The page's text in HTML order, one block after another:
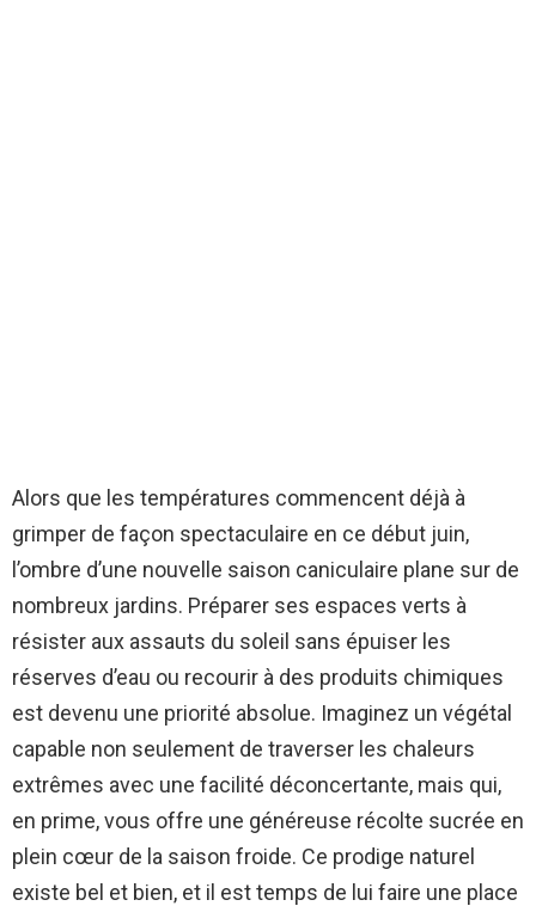
Alors que les températures commencent déjà à
grimper de façon spectaculaire en ce début juin,
l’ombre d’une nouvelle saison caniculaire plane sur de
nombreux jardins. Préparer ses espaces verts à
résister aux assauts du soleil sans épuiser les
réserves d’eau ou recourir à des produits chimiques
est devenu une priorité absolue. Imaginez un végétal
capable non seulement de traverser les chaleurs
extrêmes avec une facilité déconcertante, mais qui,
en prime, vous offre une généreuse récolte sucrée en
plein cœur de la saison froide. Ce prodige naturel
existe bel et bien, et il est temps de lui faire une place